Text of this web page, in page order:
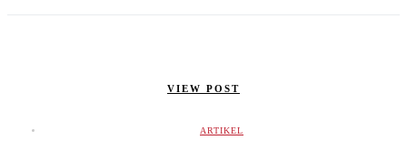
VIEW POST
ARTIKEL